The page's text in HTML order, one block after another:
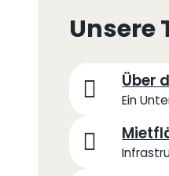
Unsere
Über
Ein